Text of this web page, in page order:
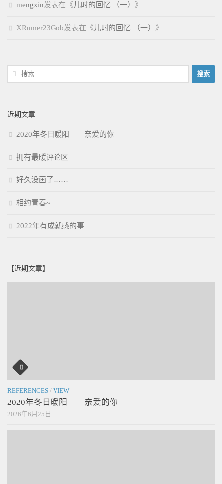
mengxin发表在《 儿时的回忆 （一） 》
XRumer23Gob发表在《 儿时的回忆 （一） 》
搜
索：
近期文章
2020年冬日暖阳——亲爱的你
拥有最暖评论区
好久没画了……
相约青春~
2022年有成就感的事
【近期文章】
REFERENCES / VIEW
2020年冬日暖阳——亲爱的你
2026年6月25日